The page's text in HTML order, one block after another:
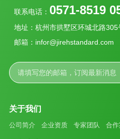
联系电话： 0571-8519
地址：杭州市拱墅区环城北路305
邮箱：infor@jirehstandard.com
关于我们
公司简介 企业资质 专家团队 合作